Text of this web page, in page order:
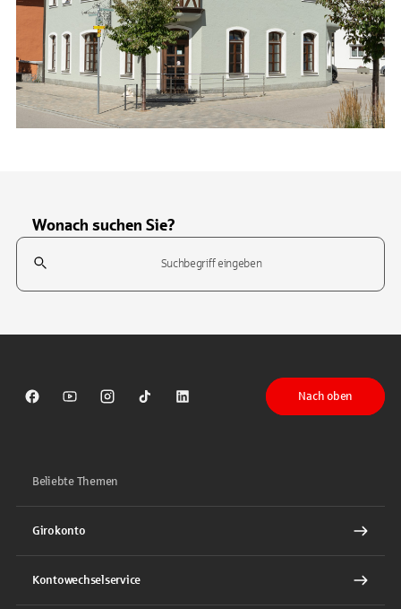
Wonach suchen Sie?
Suchfeld
Sparkasse auf Facebook
Sparkasse auf Youtube
Sparkasse auf Instagram
Sparkasse auf TikTok
Sparkasse auf LinkedIn
Nach oben
Beliebte Themen
Girokonto
Kontowechselservice